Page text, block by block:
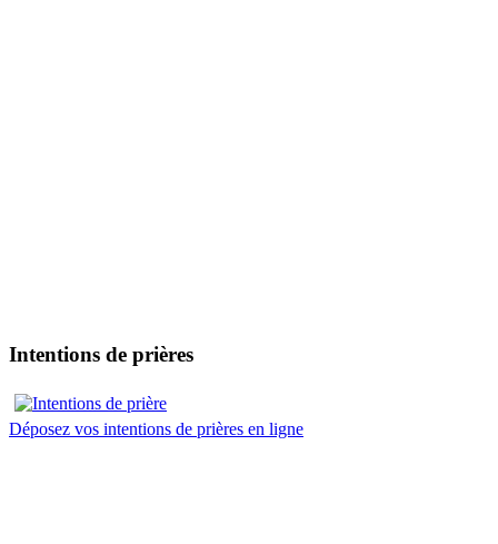
Intentions de prières
Déposez vos intentions de prières en ligne